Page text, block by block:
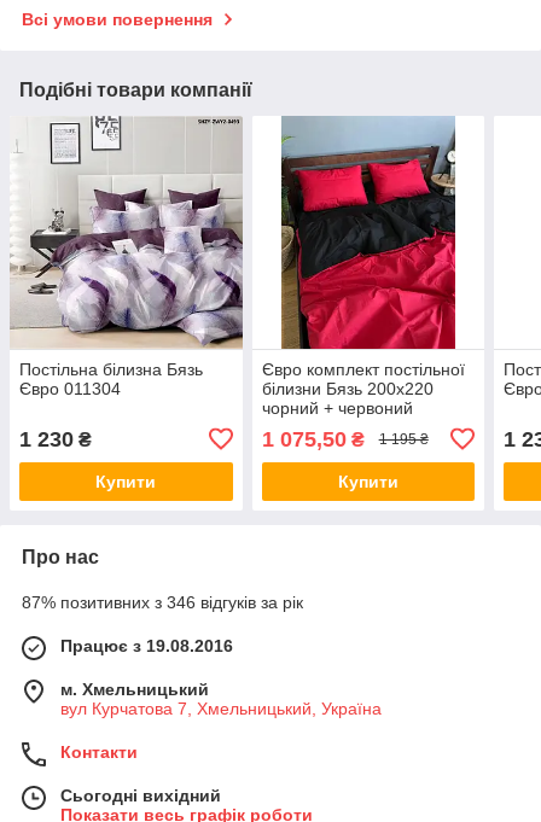
Всі умови повернення
Подібні товари компанії
Постільна білизна Бязь
Євро 011304
1 230 ₴
Купити
Євро комплект постільної
білизни Бязь 200x220
чорний + червоний
1 075,50₴ 1 195 ₴
Купити
1
Про нас
87% позитивних з 346 відгуків за рік
Працює з 19.08.2016
м. Хмельницький
вул Курчатова 7, Хмельницький, Україна
Контакти
Сьогодні вихідний
Показати весь графік роботи